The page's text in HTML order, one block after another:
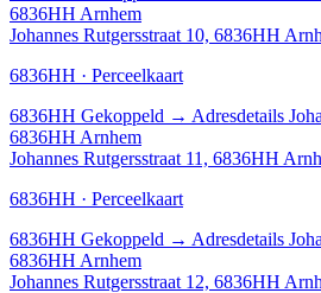
6836HH Arnhem
Johannes Rutgersstraat 10, 6836HH
6836HH · Perceelkaart
6836HH Gekoppeld → Adresdetails
6836HH Arnhem
Johannes Rutgersstraat 11, 6836HH
6836HH · Perceelkaart
6836HH Gekoppeld → Adresdetails
6836HH Arnhem
Johannes Rutgersstraat 12, 6836HH